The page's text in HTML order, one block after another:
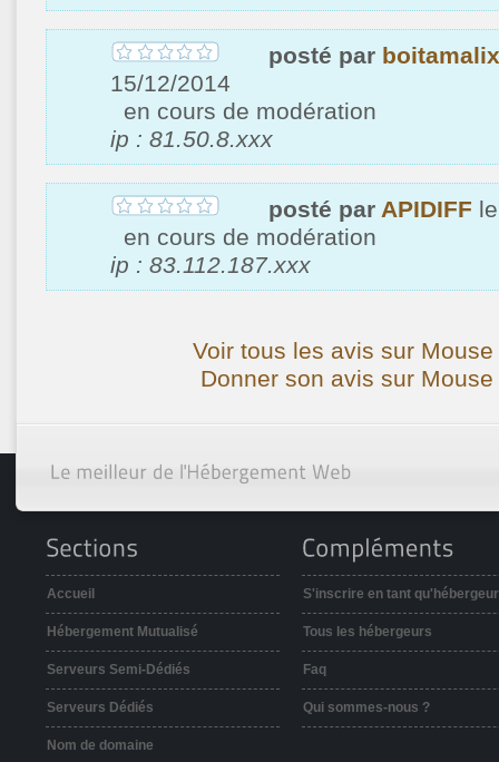
posté par boitamalix
15/12/2014
en cours de modération
ip : 81.50.8.xxx
posté par APIDIFF
en cours de modération
ip : 83.112.187.xxx
Voir tous les avis sur
Donner son avis sur
Accueil
Hébergement Mutualisé
Serveurs Semi-Dédiés
Serveurs Dédiés
Nom de domaine
S'inscrire en tant qu'hébergeur
Tous les hébergeurs
Faq
Qui sommes-nous ?